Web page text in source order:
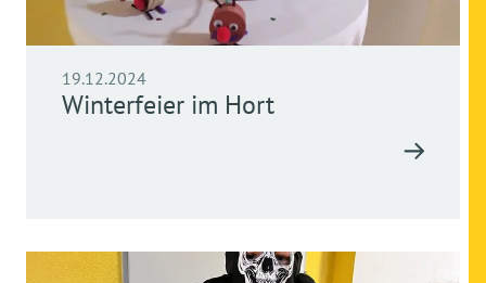
19.12.2024
Winterfeier im Hort